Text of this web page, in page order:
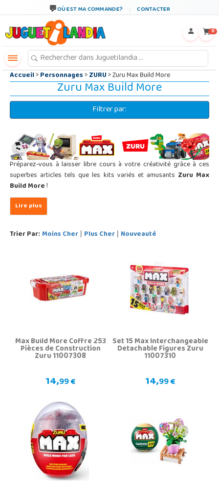
OÙ EST MA COMMANDE? CONTACTER
0
Accueil>Personnages>ZURU> Zuru Max Build More
Zuru Max Build More
Filtrer par:
Préparez-vous à laisser libre cours à votre créativité grâce à ces
superbes articles tels que les kits variés et amusants Zuru Max
Build More!
Trier Par: Moins Cher | Plus Cher | Nouveauté
Max Build More Coffre 253
Pièces de Construction
Zuru 11007308
14,99 €
Set 15 Max Interchangeable
Detachable Figures Zuru
11007310
14,99 €